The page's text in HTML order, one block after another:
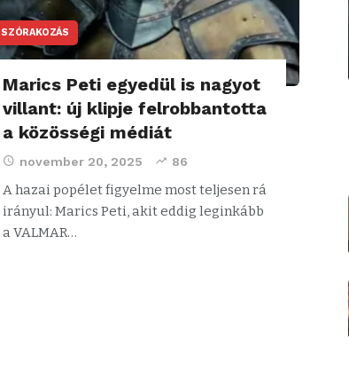
SZÓRAKOZÁS
Marics Peti egyedül is nagyot
villant: új klipje felrobbantotta
a közösségi médiát
november 20, 2025 86
A hazai popélet figyelme most teljesen rá
irányul: Marics Peti, akit eddig leginkább
a VALMAR…